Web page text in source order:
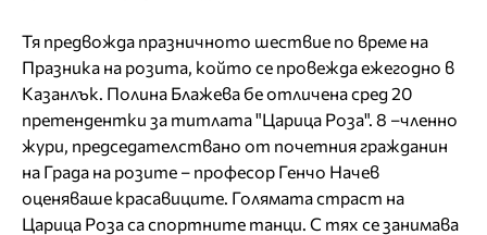
Тя предвожда празничното шествие по време на
Празника на розита, който се провежда ежегодно в
Казанлък. Полина Блажева бе отличена сред 20
претендентки за титлата "Царица Роза". 8 –членно
жури, председателствано от почетния гражданин
на Града на розите – професор Генчо Начев
оценяваше красавиците. Голямата страст на
Царица Роза са спортните танци. С тях се занимава